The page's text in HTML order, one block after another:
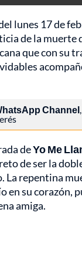
lunes 17 de
de la muerte
que con su
Channel
deYo Me
de ser la
La repentina
en su corazón,
amiga.